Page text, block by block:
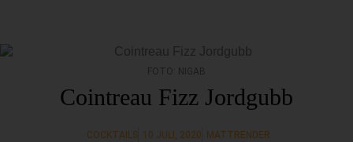
FOTO: NIGAB
Cointreau Fizz Jordgubb
COCKTAILS 10 JULI, 2020 MATTRENDER